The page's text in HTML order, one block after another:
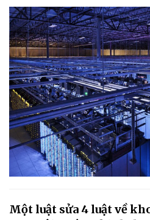
Một luật sửa 4 luật về